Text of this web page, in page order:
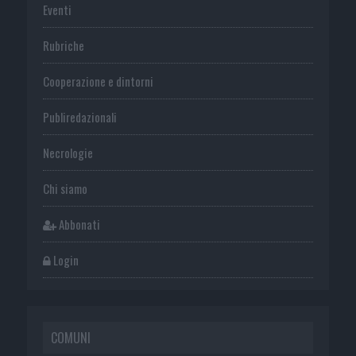
Eventi
Rubriche
Cooperazione e dintorni
Publiredazionali
Necrologie
Chi siamo
Abbonati
Login
COMUNI